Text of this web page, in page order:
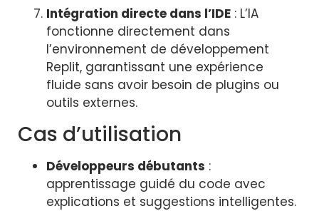
Intégration directe dans l’IDE : L’IA
fonctionne directement dans
l’environnement de développement
Replit, garantissant une expérience
fluide sans avoir besoin de plugins ou
outils externes.
Cas d’utilisation
Développeurs débutants :
apprentissage guidé du code avec
explications et suggestions intelligentes.